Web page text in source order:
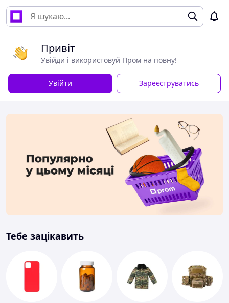
Привіт
Увійди і використовуй Пром на повну!
Увійти Зареєструватись
Тебе зацікавить